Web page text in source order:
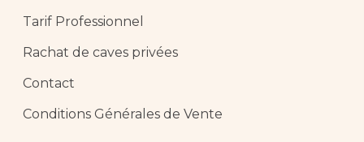
Tarif Professionnel
Rachat de caves privées
Contact
Conditions Générales de Vente